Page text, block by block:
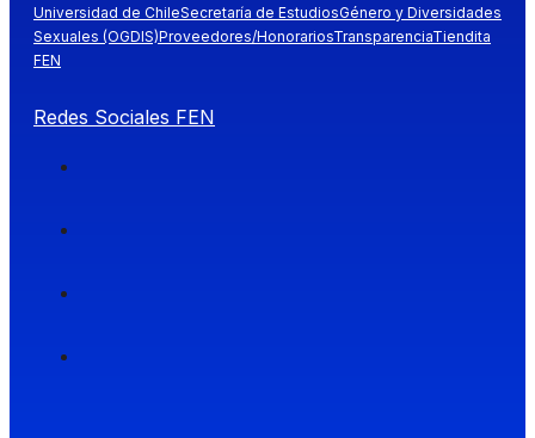
Universidad de ChileSecretaría de EstudiosGénero y Diversidades
Sexuales (OGDIS)Proveedores/HonorariosTransparenciaTiendita
FEN
Redes Sociales FEN